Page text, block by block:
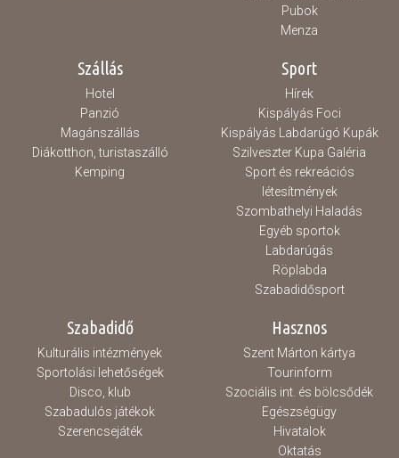
Pubok
Menza
Szállás
Hotel
Panzió
Magánszállás
Diákotthon, turistaszálló
Kemping
Sport
Hírek
Kispályás Foci
Kispályás Labdarúgó Kupák
Szilveszter Kupa Galéria
Sport és rekreációs
létesítmények
Szombathelyi Haladás
Egyéb sportok
Labdarúgás
Röplabda
Szabadidősport
Szabadidő
Kulturális intézmények
Sportolási lehetőségek
Disco, klub
Szabadulós játékok
Szerencsejáték
Hasznos
Szent Márton kártya
Tourinform
Szociális int. és bölcsődék
Egészségügy
Hivatalok
Oktatás